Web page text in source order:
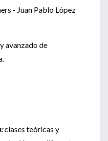
- Juan Pablo López
avanzado de
clases teóricas y